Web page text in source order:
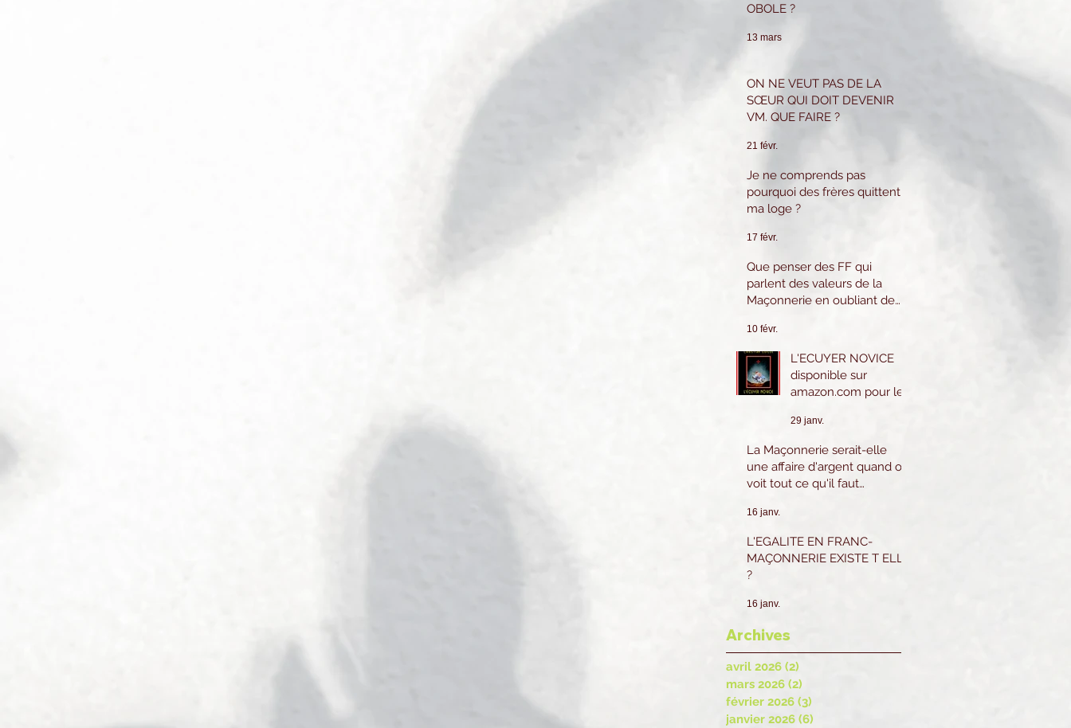
OBOLE ?
13 mars
ON NE VEUT PAS DE LA
SŒUR QUI DOIT DEVENIR
VM. QUE FAIRE ?
21 févr.
Je ne comprends pas
pourquoi des frères quittent
ma loge ?
17 févr.
Que penser des FF qui
parlent des valeurs de la
Maçonnerie en oubliant de
10 févr.
L'ECUYER NOVICE
disponible sur
amazon.com pour le
Sur amazon.fr ou
Amazon.be pour la
France et l'Europe.
29 janv.
La Maçonnerie serait-elle
une affaire d'argent quand on
voit tout ce qu'il faut
16 janv.
L'EGALITE EN FRANC-
MAÇONNERIE EXISTE T ELLE
?
16 janv.
Archives
avril 2026 (2)
mars 2026 (2)
février 2026 (3)
janvier 2026 (6)